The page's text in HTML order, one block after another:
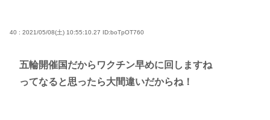
40 : 2021/05/08(土) 10:55:10.27 ID:boTpOT760
五輪開催国だからワクチン早めに回しますね
ってなると思ったら大間違いだからね！